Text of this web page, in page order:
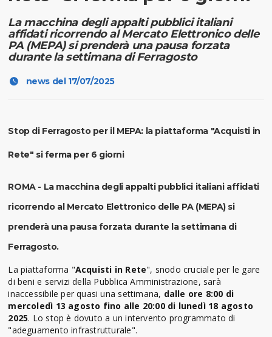
La macchina degli appalti pubblici italiani
affidati ricorrendo al Mercato Elettronico delle
PA (MEPA) si prenderà una pausa forzata
durante la settimana di Ferragosto
news del 17/07/2025
Stop di Ferragosto per il MEPA: la piattaforma "Acquisti in
Rete" si ferma per 6 giorni
ROMA - La macchina degli appalti pubblici italiani affidati
ricorrendo al Mercato Elettronico delle PA (MEPA) si
prenderà una pausa forzata durante la settimana di
Ferragosto.
La piattaforma "Acquisti in Rete", snodo cruciale per le gare
di beni e servizi della Pubblica Amministrazione, sarà
inaccessibile per quasi una settimana, dalle ore 8:00 di
mercoledì 13 agosto fino alle 20:00 di lunedì 18 agosto
2025. Lo stop è dovuto a un intervento programmato di
"adeguamento infrastrutturale".